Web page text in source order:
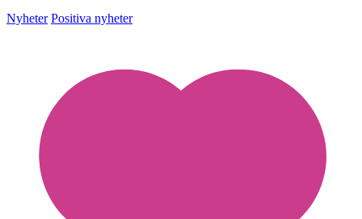
Nyheter Positiva nyheter